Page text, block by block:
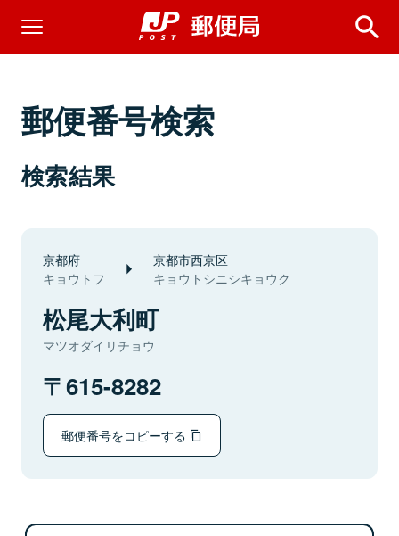
郵便番号検索
検索結果
京都府
キョウトフ
京都市西京区
キョウトシニシキョウク
松尾大利町
マツオダイリチョウ
615-8282
郵便番号をコピーする